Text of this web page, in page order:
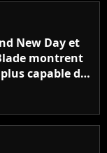
New Day et
montrent
capable de
de simple